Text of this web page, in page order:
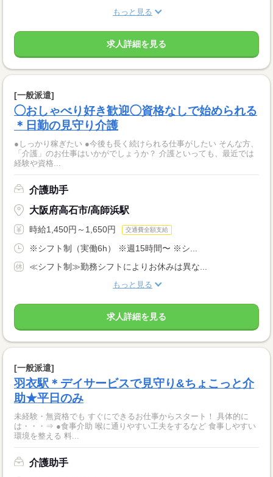
もっと見る
求人詳細を見る
[一般派遣]
◯おしゃべり好き歓迎◯資格なしで始められる
＊日勤の見守り介護
●しっかり稼ぎたい ●今後も長く続けられる仕事がしたい そんな方、
「介護」のお仕事はいかがでしょうか？ 介護といっても、最近では
経験や資格...
介護助手
大阪府高石市/高師浜駅
時給1,450円～1,650円 交通費全額支給
※シフト制（実働6h） ※週15時間〜 ※シ...
≪シフト制≫勤務シフトによりお休みは異な...
もっと見る
求人詳細を見る
[一般派遣]
羽衣駅＊デイサービスで見守り&ちょこっと介
助★平日のみ
未経験・無資格でも すぐにできるお仕事からスタート！ 具体的に
は・・・⇒ ●食事介助 喉に通りやすい工夫をするなど 食事しやすい
環境を整える 料...
介護助手